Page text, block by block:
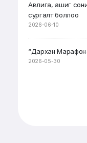
Авлига, ашиг
сургалт боллоо
2026-06-10
“Дархан
2026-05-30